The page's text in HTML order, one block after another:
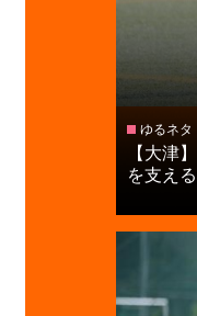
ゆるネタ
【大津
を支え